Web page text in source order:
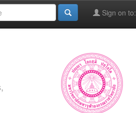
Sign on to: